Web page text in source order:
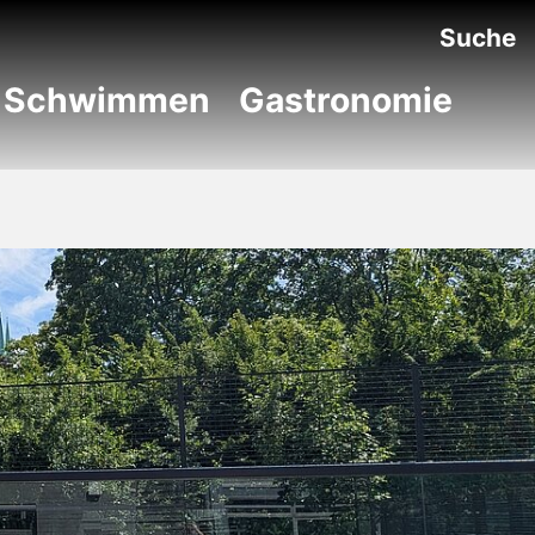
Suche
Schwimmen Gastronomie